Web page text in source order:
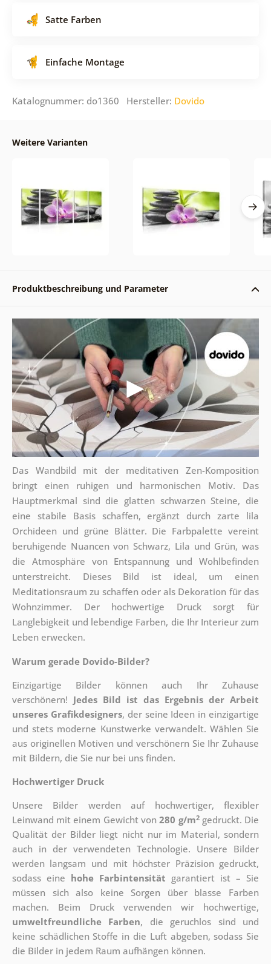
Satte Farben
Einfache Montage
Katalognummer: do1360 Hersteller: Dovido
Weitere Varianten
Produktbeschreibung und Parameter
Das Wandbild mit der meditativen Zen-Komposition
bringt einen ruhigen und harmonischen Motiv. Das
Hauptmerkmal sind die glatten schwarzen Steine, die
eine stabile Basis schaffen, ergänzt durch zarte lila
Orchideen und grüne Blätter. Die Farbpalette vereint
beruhigende Nuancen von Schwarz, Lila und Grün, was
die Atmosphäre von Entspannung und Wohlbefinden
unterstreicht. Dieses Bild ist ideal, um einen
Meditationsraum zu schaffen oder als Dekoration für das
Wohnzimmer. Der hochwertige Druck sorgt für
Langlebigkeit und lebendige Farben, die Ihr Interieur zum
Leben erwecken.
Warum gerade Dovido-Bilder?
Einzigartige Bilder können auch Ihr Zuhause
verschönern! Jedes Bild ist das Ergebnis der Arbeit
unseres Grafikdesigners, der seine Ideen in einzigartige
und stets moderne Kunstwerke verwandelt. Wählen Sie
aus originellen Motiven und verschönern Sie Ihr Zuhause
mit Bildern, die Sie nur bei uns finden.
Hochwertiger Druck
Unsere Bilder werden auf hochwertiger, flexibler
Leinwand mit einem Gewicht von280 g/m2gedruckt. Die
Qualität der Bilder liegt nicht nur im Material, sondern
auch in der verwendeten Technologie. Unsere Bilder
werden langsam und mit höchster Präzision gedruckt,
sodass eine hohe Farbintensität garantiert ist – Sie
müssen sich also keine Sorgen über blasse Farben
machen. Beim Druck verwenden wir hochwertige,
umweltfreundliche Farben, die geruchlos sind und
keine schädlichen Stoffe in die Luft abgeben, sodass Sie
die Bilder in jedem Raum aufhängen können.